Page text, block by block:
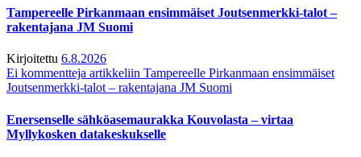
Tampereelle Pirkanmaan ensimmäiset Joutsenmerkki-talot –
rakentajana JM Suomi
Kirjoitettu 6.8.2026
Ei kommentteja artikkeliin Tampereelle Pirkanmaan ensimmäiset
Joutsenmerkki-talot – rakentajana JM Suomi
Enersenselle sähköasemaurakka Kouvolasta – virtaa
Myllykosken datakeskukselle